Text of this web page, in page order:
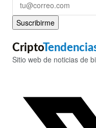
Suscribirme
Cripto
Sitio web de noticias de